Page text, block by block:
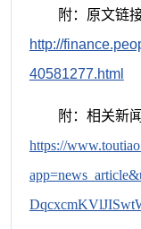
附：原文链
http://
40581277.html
附：相关新
https://